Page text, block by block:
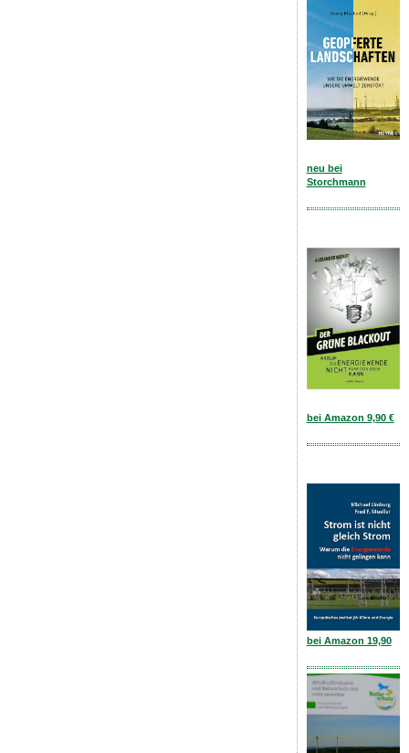
neu bei
Storchmann
bei Amazon 9,90 €
bei Amazon 19,90